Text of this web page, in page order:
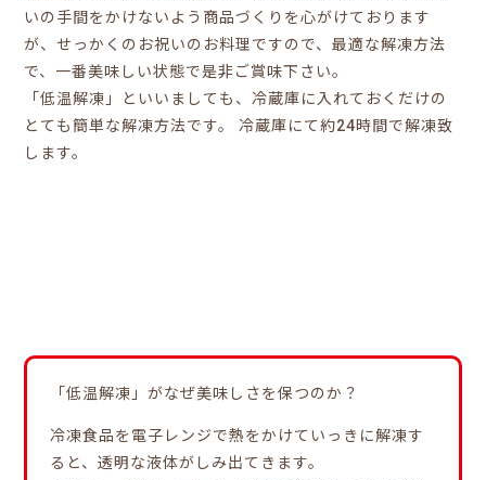
いの手間をかけないよう商品づくりを心がけております
が、せっかくのお祝いのお料理ですので、最適な解凍方法
で、一番美味しい状態で是非ご賞味下さい。
「低温解凍」といいましても、冷蔵庫に入れておくだけの
とても簡単な解凍方法です。 冷蔵庫にて約24時間で解凍致
します。
「低温解凍」がなぜ美味しさを保つのか？
冷凍食品を電子レンジで熱をかけていっきに解凍す
ると、透明な液体がしみ出てきます。